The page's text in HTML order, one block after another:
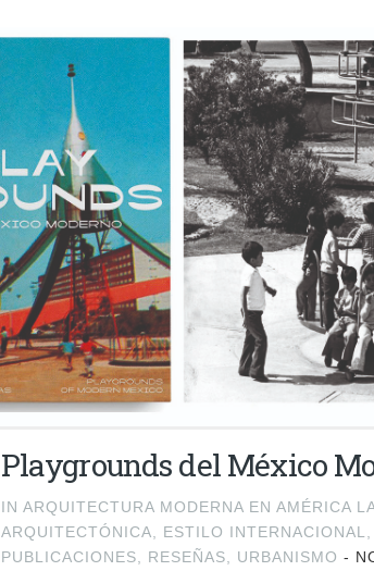
Playgrounds del México
IN ARQUITECTURA MODERNA EN AMÉRICA
ARQUITECTÓNICA, ESTILO INTERNACIONAL,
PUBLICACIONES, RESEÑAS, URBANISMO -